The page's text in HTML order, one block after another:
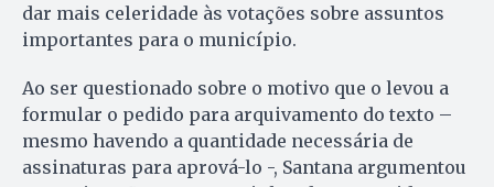
dar mais celeridade às votações sobre assuntos
importantes para o município.
Ao ser questionado sobre o motivo que o levou a
formular o pedido para arquivamento do texto –
mesmo havendo a quantidade necessária de
assinaturas para aprová-lo -, Santana argumentou